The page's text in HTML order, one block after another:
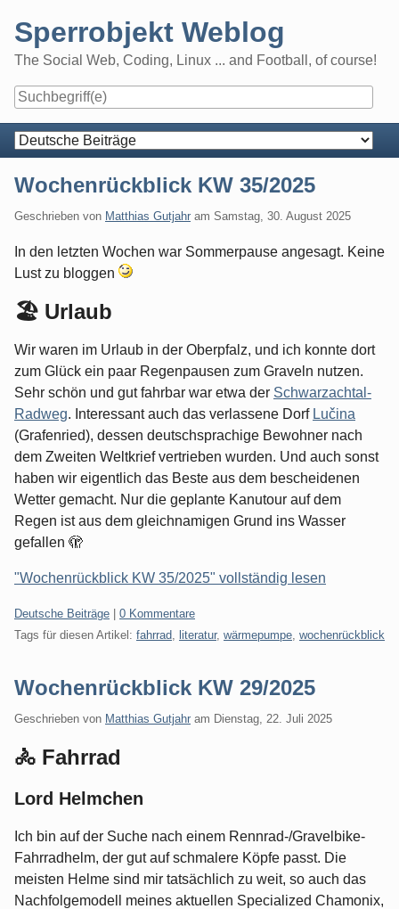
content
Sperrobjekt Weblog
The Social Web, Coding, Linux ... and Football, of course!
Navigation
Wochenrückblick KW 35/2025
Geschrieben von Matthias Gutjahr am Samstag, 30. August 2025
In den letzten Wochen war Sommerpause angesagt. Keine
Lust zu bloggen
🏖️ Urlaub
Wir waren im Urlaub in der Oberpfalz, und ich konnte dort
zum Glück ein paar Regenpausen zum Graveln nutzen.
Sehr schön und gut fahrbar war etwa der Schwarzachtal-
Radweg. Interessant auch das verlassene Dorf Lučina
(Grafenried), dessen deutschsprachige Bewohner nach
dem Zweiten Weltkrief vertrieben wurden. Und auch sonst
haben wir eigentlich das Beste aus dem bescheidenen
Wetter gemacht. Nur die geplante Kanutour auf dem
Regen ist aus dem gleichnamigen Grund ins Wasser
gefallen 🫣
"Wochenrückblick KW 35/2025" vollständig lesen
Kategorien:
Deutsche Beiträge
0 Kommentare
Tags für diesen Artikel: fahrrad literatur, wärmepumpe wochenrückblick
Wochenrückblick KW 29/2025
Geschrieben von Matthias Gutjahr am Dienstag, 22. Juli 2025
🚴 Fahrrad
Lord Helmchen
Ich bin auf der Suche nach einem Rennrad-/Gravelbike-
Fahrradhelm, der gut auf schmalere Köpfe passt. Die
meisten Helme sind mir tatsächlich zu weit, so auch das
Nachfolgemodell meines aktuellen Specialized Chamonix,